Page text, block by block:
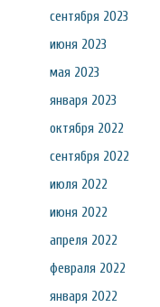
сентября 2023
июня 2023
мая 2023
января 2023
октября 2022
сентября 2022
июля 2022
июня 2022
апреля 2022
февраля 2022
января 2022